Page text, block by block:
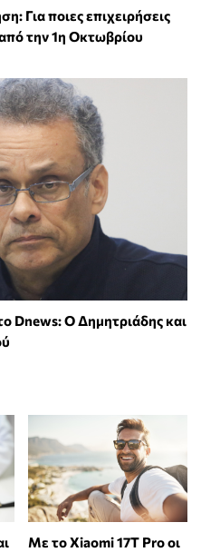
Για ποιες επιχειρήσεις
την 1η Οκτωβρίου
Dnews: Ο Δημητριάδης και
Με το Xiaomi 17T Pro οι